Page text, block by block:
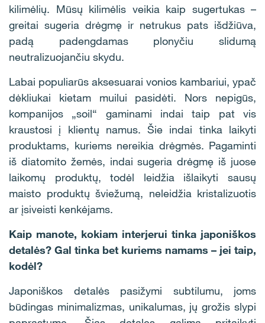
kilimėlių. Mūsų kilimėlis veikia kaip sugertukas –
greitai sugeria drėgmę ir netrukus pats išdžiūva,
padą padengdamas plonyčiu slidumą
neutralizuojančiu skydu.
Labai populiarūs aksesuarai vonios kambariui, ypač
dėkliukai kietam muilui pasidėti. Nors nepigūs,
kompanijos „soil“ gaminami indai taip pat vis
kraustosi į klientų namus. Šie indai tinka laikyti
produktams, kuriems nereikia drėgmės. Pagaminti
iš diatomito žemės, indai sugeria drėgmę iš juose
laikomų produktų, todėl leidžia išlaikyti sausų
maisto produktų šviežumą, neleidžia kristalizuotis
ar įsiveisti kenkėjams.
Kaip manote, kokiam interjerui tinka japoniškos
detalės? Gal tinka bet kuriems namams – jei taip,
kodėl?
Japoniškos detalės pasižymi subtilumu, joms
būdingas minimalizmas, unikalumas, jų grožis slypi